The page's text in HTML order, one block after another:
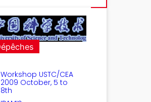
Workshop USTC/CEA
2009 October, 5 to
8th